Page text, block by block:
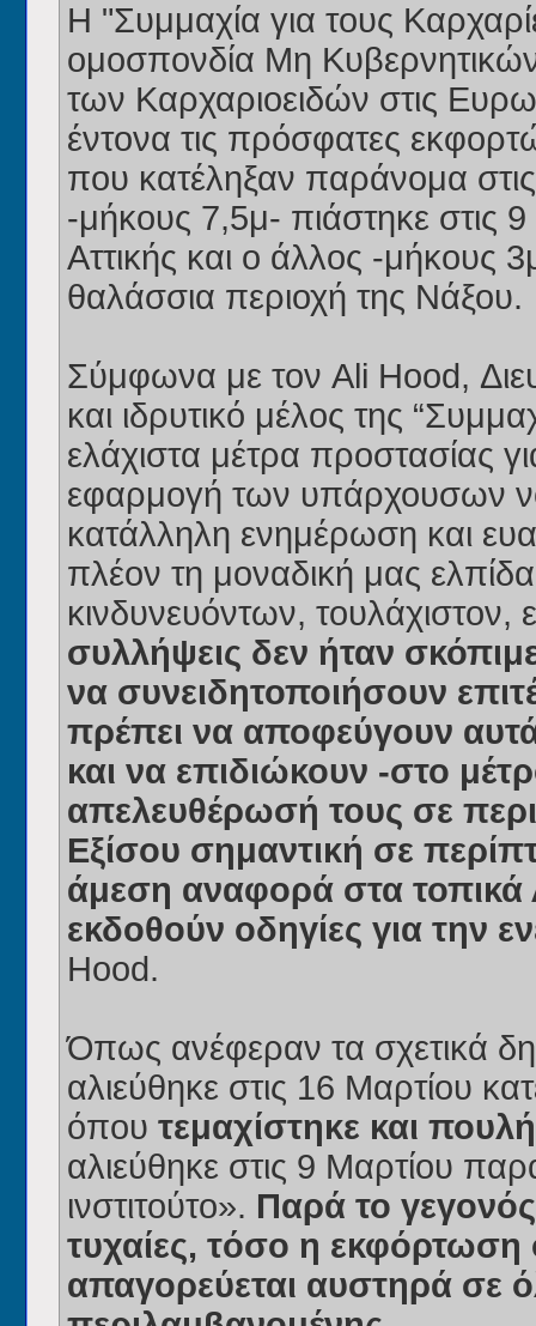
Η "Συμμαχία για τους
ομοσπονδία Μη
των Καρχαριοειδών στις
έντονα τις πρόσφατες
που κατέληξαν παράνομα
-μήκους 7,5μ- πιάστηκε στις
Αττικής και ο άλλος -μήκους
θαλάσσια περιοχή της Νάξου.
Σύμφωνα με τον Ali Hood,
και ιδρυτικό μέλος της
ελάχιστα μέτρα προστασίας
εφαρμογή των υπάρχουσων
κατάλληλη ενημέρωση και
πλέον τη μοναδική μας
κινδυνευόντων, τουλάχιστον,
συλλήψεις δεν ήταν
να συνειδητοποιήσουν
πρέπει να αποφεύγουν
και να επιδιώκουν -στο
απελευθέρωσή τους σε
Εξίσου σημαντική σε
άμεση αναφορά στα τοπικά
εκδοθούν οδηγίες για την
Hood.
Όπως ανέφεραν τα σχετικά
αλιεύθηκε στις 16 Μαρτίου
όπου τεμαχίστηκε και
αλιεύθηκε στις 9 Μαρτίου
ινστιτούτο». Παρά το
τυχαίες, τόσο η εκφόρτωση
απαγορεύεται αυστηρά σε